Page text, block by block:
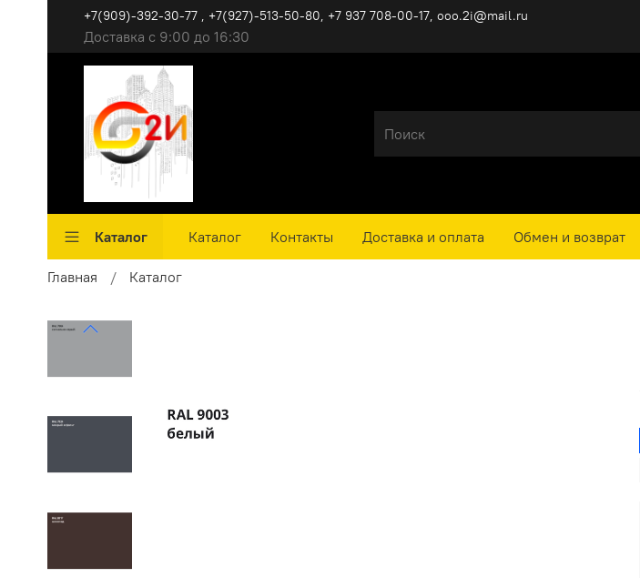
Доставка с 9:00 до 16:30
+7(909)-392-30-77 , +7(927)-513-50-80, ‪+7 937 708-00-17, ooo.2i@mail.ru
Каталог Каталог Контакты Доставка и оплата Обмен и возврат
Главная Каталог